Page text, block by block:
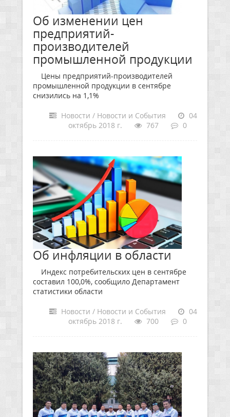
Об изменении цен
предприятий-
производителей
промышленной продукции
Цены предприятий-производителей
промышленной продукции в сентябре
снизились на 1,1%
Новости / Новости и События
04
октябрь 2018 г.
767 0
Об инфляции в области
Индекс потребительских цен в сентябре
составил 100,0%, сообщило Департамент
статистики области
Новости / Новости и События
04
октябрь 2018 г.
700 0